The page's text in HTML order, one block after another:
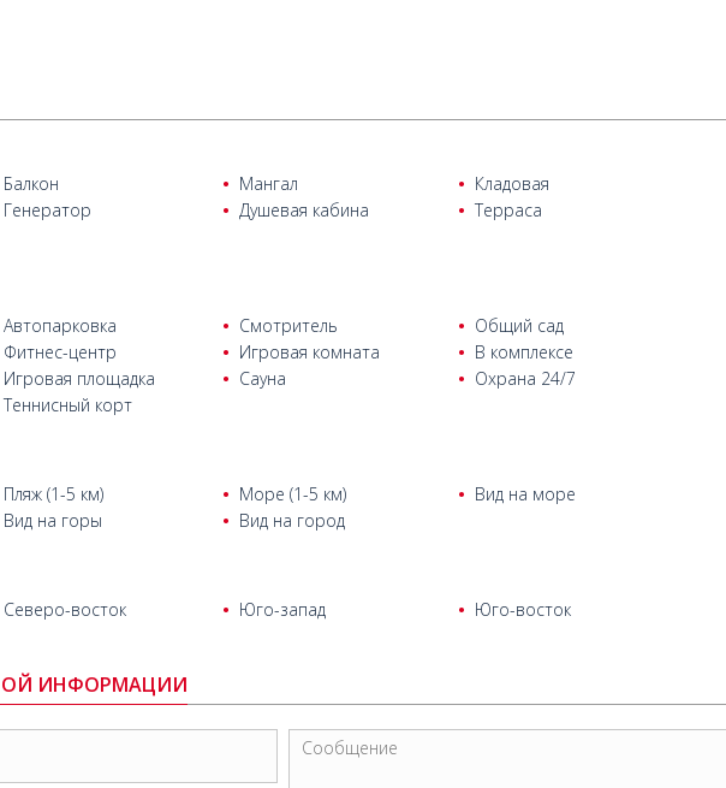
инфраструктурой на общей территории представлены крытый и открытый бассейн,
лобби, генератор, парковка, камеры видеонаблюдения, охрана, шахматная
воздухе.
кухней открытой планировки, ванной комнатой и балконом.
отдельной кухней, 2-мя ванными комнатами и 2-мя балконами.
сада с 4-мя спальнями, гостиной, отдельной кухней, 3-мя ванными комнатами,
этаже с 5-ю спальнями, гостиной, отдельной кухней, 3-мя ванными комнатами и
Балкон Мангал
Кладовая
Генератор Душевая кабина
Терраса
Автопарковка Смотритель
Общий сад
Фитнес-центр Игровая комната
В комплексе
Игровая площадка Сауна
Охрана 24/7
Теннисный корт
Пляж (1-5 км) Море (1-5 км)
Вид на море
Вид на горы Вид на город
Северо-восток Юго-запад Юго-восток
ИНФОРМАЦИИ